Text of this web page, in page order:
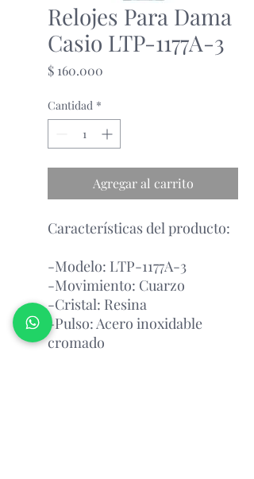
Relojes Para Dama
Casio LTP-1177A-3
$ 160.000
Cantidad *
Agregar al carrito
Características del producto:
-Modelo: LTP-1177A-3
-Movimiento: Cuarzo
-Cristal: Resina
-Pulso: Acero inoxidable
cromado